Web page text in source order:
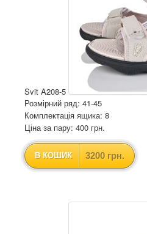
Svit A208-5
Розмірний ряд: 41-45
Комплектація ящика: 8
Ціна за пару: 400 грн.
В КОШИК 3200 грн.